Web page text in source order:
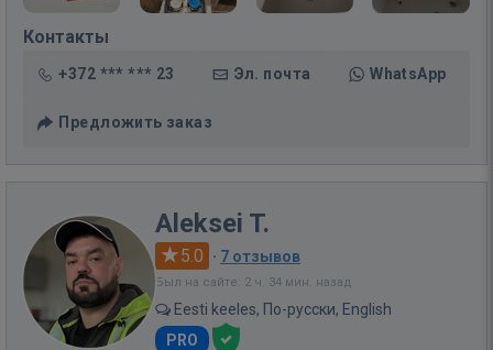
Контакты
+372 *** *** 23 Эл. почта WhatsApp
Предложить заказ
Aleksei T.
5.0 · 7 отзывов
Был на сайте: 2 ч. 34 мин. назад
Eesti keeles, По-русски, English
PRO